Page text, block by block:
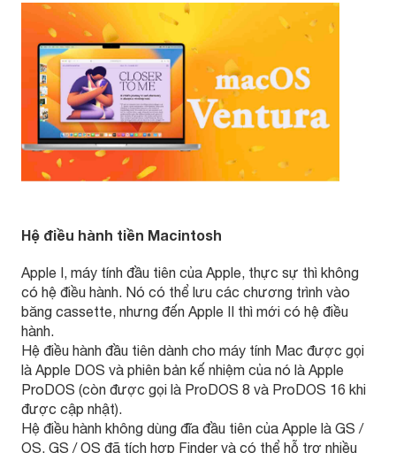
Hệ điều hành tiền Macintosh
Apple I, máy tính đầu tiên của Apple, thực sự thì không
có hệ điều hành. Nó có thể lưu các chương trình vào
băng cassette, nhưng đến Apple II thì mới có hệ điều
hành.
Hệ điều hành đầu tiên dành cho máy tính Mac được gọi
là Apple DOS và phiên bản kế nhiệm của nó là Apple
ProDOS (còn được gọi là ProDOS 8 và ProDOS 16 khi
được cập nhật).
Hệ điều hành không dùng đĩa đầu tiên của Apple là GS /
OS. GS / OS đã tích hợp Finder và có thể hỗ trợ nhiều